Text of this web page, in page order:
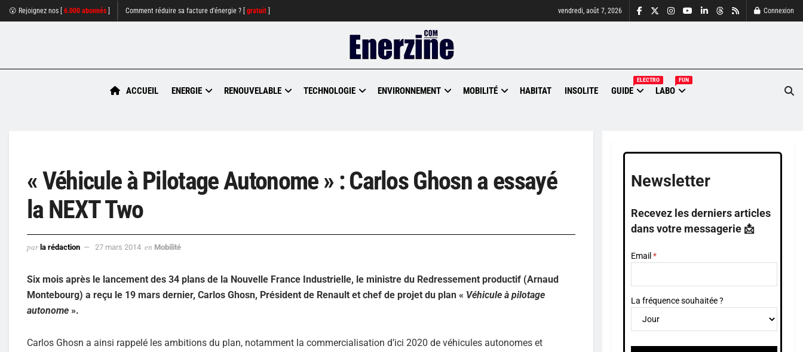
😮 Rejoignez nos [ 6.000 abonnés Comment réduire sa facture d'énergie ? [ gratuit vendredi, août 7, 2026 Connexion
ACCUEIL ENERGIE RENOUVELABLE TECHNOLOGIE ENVIRONNEMENT MOBILITÉ HABITAT INSOLITE GUIDE
ELECTRO
LABO
FUN
« Véhicule à Pilotage Autonome » : Carlos Ghosn a essayé
la NEXT Two
par la rédaction 27 mars 2014 en Mobilité
Six mois après le lancement des 34 plans de la Nouvelle France Industrielle, le ministre du Redressement productif (Arnaud
Montebourg) a reçu le 19 mars dernier, Carlos Ghosn, Président de Renault et chef de projet du plan « Véhicule à pilotage
autonome ».
Carlos Ghosn a ainsi rappelé les ambitions du plan, notamment la commercialisation d’ici 2020 de véhicules autonomes et
Newsletter
Recevez les derniers articles
dans votre messagerie 📩
Email
La fréquence souhaitée ?